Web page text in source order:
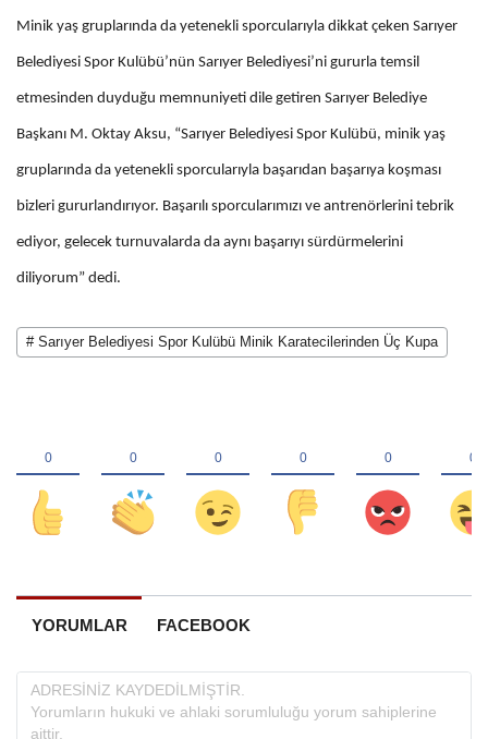
Minik yaş gruplarında da yetenekli sporcularıyla dikkat çeken Sarıyer
Belediyesi Spor Kulübü’nün Sarıyer Belediyesi’ni gururla temsil
etmesinden duyduğu memnuniyeti dile getiren Sarıyer Belediye
Başkanı M. Oktay Aksu, “Sarıyer Belediyesi Spor Kulübü, minik yaş
gruplarında da yetenekli sporcularıyla başarıdan başarıya koşması
bizleri gururlandırıyor. Başarılı sporcularımızı ve antrenörlerini tebrik
ediyor, gelecek turnuvalarda da aynı başarıyı sürdürmelerini
diliyorum” dedi.
# Sarıyer Belediyesi Spor Kulübü Minik Karatecilerinden Üç Kupa
YORUMLAR FACEBOOK